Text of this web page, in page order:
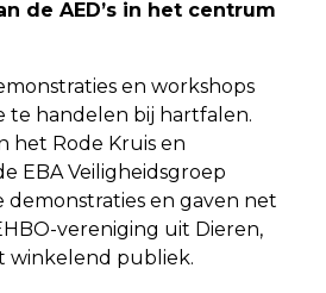
de AED’s in het centrum
en workshops
te handelen bij hartfalen.
het Rode Kruis en
EBA Veiligheidsgroep
demonstraties en gaven net
vereniging uit Dieren,
winkelend publiek.